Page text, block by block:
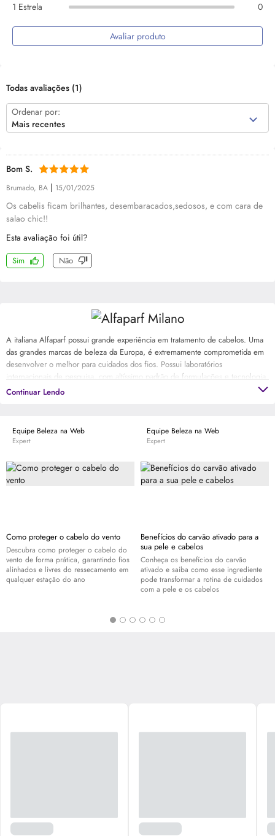
1 Estrela
0
Avaliar produto
Todas avaliações (1)
Ordenar por:
Mais recentes
Bom S.
Brumado, BA | 15/01/2025
Os cabelis ficam brilhantes, desembaracados,sedosos, e com cara de
salao chic!!
Esta avaliação foi útil?
Sim Não
A italiana Alfaparf possui grande experiência em tratamento de cabelos. Uma
das grandes marcas de beleza da Europa, é extremamente comprometida em
desenvolver o melhor para cuidados dos fios. Possui laboratórios
internacionais de pesquisa, com altíssimo padrão de formulações e tecnologia
de ponta. Exporta para mais de 80 países. E tem em seu portfólio linhas
Continuar Lendo
Equipe Beleza na Web
Expert
Como proteger o cabelo do vento
Descubra como proteger o cabelo do
vento de forma prática, garantindo fios
alinhados e livres do ressecamento em
qualquer estação do ano
Equipe Beleza na Web
Expert
Benefícios do carvão ativado para a
sua pele e cabelos
Conheça os benefícios do carvão
ativado e saiba como esse ingrediente
pode transformar a rotina de cuidados
com a pele e os cabelos